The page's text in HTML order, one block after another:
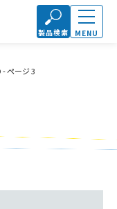
製品検索 MENU
-ページ 3